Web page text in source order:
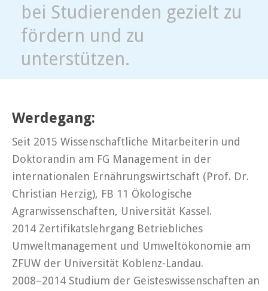
bei Studierenden gezielt zu
fördern und zu
unterstützen.
Werdegang:
Seit 2015 Wissenschaftliche Mitarbeiterin und
Doktorandin am FG Management in der
internationalen Ernährungswirtschaft (Prof. Dr.
Christian Herzig), FB 11 Ökologische
Agrarwissenschaften, Universität Kassel.
2014 Zertifikatslehrgang Betriebliches
Umweltmanagement und Umweltökonomie am
ZFUW der Universität Koblenz-Landau.
2008–2014 Studium der Geisteswissenschaften an